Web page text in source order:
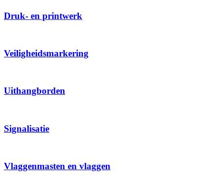
Druk- en printwerk
Veiligheidsmarkering
Uithangborden
Signalisatie
Vlaggenmasten en vlaggen